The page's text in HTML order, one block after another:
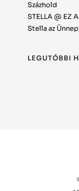
Százhold
STELLA @ EZ
Stella az
LEGUTÓBBI